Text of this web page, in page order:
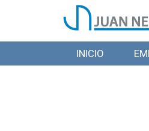
INICIO